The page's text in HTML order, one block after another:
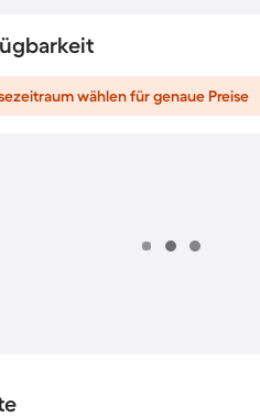
wählen für genaue Preise